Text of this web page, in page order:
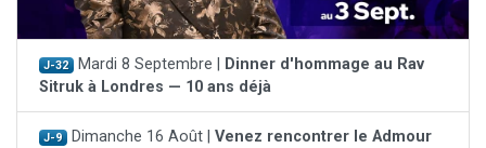
J-32 Mardi 8 Septembre |
Dinner d'hommage au Rav
Sitruk à Londres — 10 ans déjà
J-9 Dimanche 16 Août | Venez rencontrer le Admour